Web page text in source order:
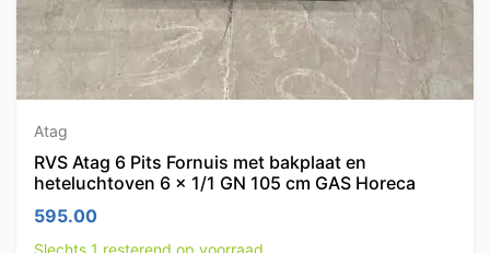
Atag
RVS Atag 6 Pits Fornuis met bakplaat en
heteluchtoven 6 x 1/1 GN 105 cm GAS Horeca
595.00
Slechts 1 resterend op voorraad